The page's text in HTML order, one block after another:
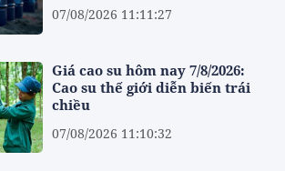
07/08/2026 11:11:27
Giá cao su hôm nay 7/8/2026:
Cao su thế giới diễn biến trái
chiều
07/08/2026 11:10:32